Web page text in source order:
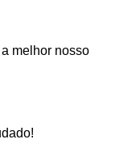
melhor nosso